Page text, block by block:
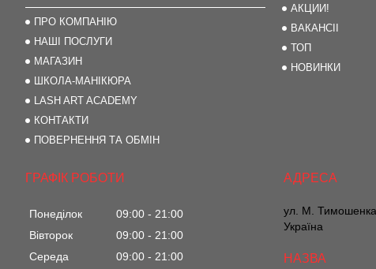
ПРО КОМПАНІЮ
НАШІ ПОСЛУГИ
МАГАЗИН
ШКОЛА-МАНІКЮРА
LASH ART ACADEMY
КОНТАКТИ
ПОВЕРНЕННЯ ТА ОБМІН
АКЦИИ!
ВАКАНСІІ
ТОП
НОВИНКИ
ГРАФІК РОБОТИ
Понеділок 09:00
21:00
Вівторок
09:00
21:00
Середа
09:00 21:00
ул. М. Тимошенка
Україна